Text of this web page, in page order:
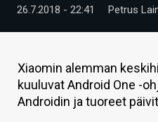
TIETOA
KAUPPA
VAIHDA TEEMA
26.7.2018 - 22:41 Petrus
Xiaomin alemman
kuuluvat Android One -
Androidin ja tuoreet